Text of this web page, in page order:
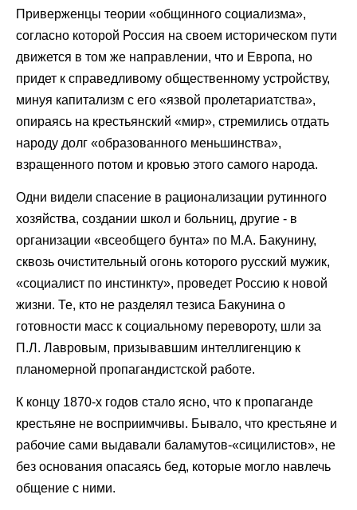
Приверженцы теории «общинного социализма»,
согласно которой Россия на своем историческом пути
движется в том же направлении, что и Европа, но
придет к справедливому общественному устройству,
минуя капитализм с его «язвой пролетариатства»,
опираясь на крестьянский «мир», стремились отдать
народу долг «образованного меньшинства»,
взращенного потом и кровью этого самого народа.
Одни видели спасение в рационализации рутинного
хозяйства, создании школ и больниц, другие - в
организации «всеобщего бунта» по М.А. Бакунину,
сквозь очистительный огонь которого русский мужик,
«социалист по инстинкту», проведет Россию к новой
жизни. Те, кто не разделял тезиса Бакунина о
готовности масс к социальному перевороту, шли за
П.Л. Лавровым, призывавшим интеллигенцию к
планомерной пропагандистской работе.
К концу 1870-х годов стало ясно, что к пропаганде
крестьяне не восприимчивы. Бывало, что крестьяне и
рабочие сами выдавали баламутов-«сицилистов», не
без основания опасаясь бед, которые могло навлечь
общение с ними.